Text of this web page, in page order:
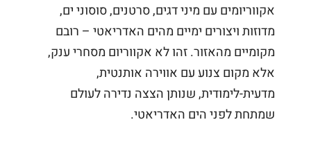
אקווריומים עם מיני דגים, סרטנים, סוסוני ים,
מדוזות ויצורים ימיים מהים האדריאטי – רובם
מקומיים מהאזור. זהו לא אקווריום מסחרי ענק,
אלא מקום צנוע עם אווירה אותנטית,
מדעית-לימודית, שנותן הצצה נדירה לעולם
שמתחת לפני הים האדריאטי.